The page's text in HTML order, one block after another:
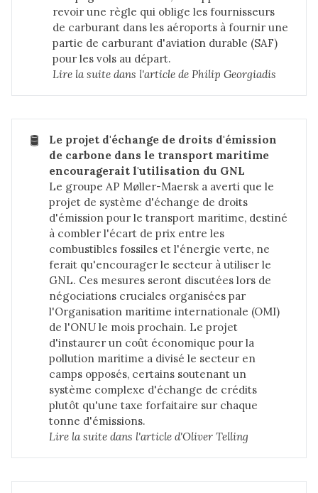
revoir une règle qui oblige les fournisseurs
de carburant dans les aéroports à fournir une
partie de carburant d'aviation durable (SAF)
pour les vols au départ.
Lire la suite dans l'article de Philip Georgiadis
🛢️
Le projet d'échange de droits d'émission
de carbone dans le transport maritime
encouragerait l'utilisation du GNL
Le groupe AP Møller-Maersk a averti que le
projet de système d'échange de droits
d'émission pour le transport maritime, destiné
à combler l'écart de prix entre les
combustibles fossiles et l'énergie verte, ne
ferait qu'encourager le secteur à utiliser le
GNL. Ces mesures seront discutées lors de
négociations cruciales organisées par
l'Organisation maritime internationale (OMI)
de l'ONU le mois prochain. Le projet
d'instaurer un coût économique pour la
pollution maritime a divisé le secteur en
camps opposés, certains soutenant un
système complexe d'échange de crédits
plutôt qu'une taxe forfaitaire sur chaque
tonne d'émissions.
Lire la suite dans l'article d'Oliver Telling